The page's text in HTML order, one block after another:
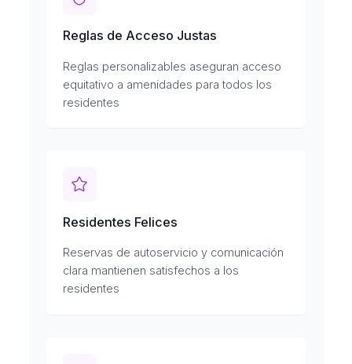
Reglas de Acceso Justas
Reglas personalizables aseguran acceso
equitativo a amenidades para todos los
residentes
Residentes Felices
Reservas de autoservicio y comunicación
clara mantienen satisfechos a los
residentes